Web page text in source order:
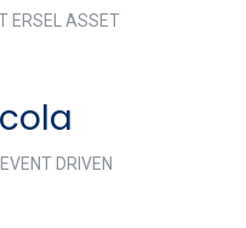
ERSEL ASSET
DRIVEN